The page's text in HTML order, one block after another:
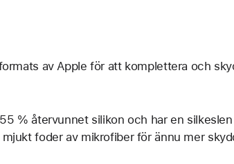
av Apple för att komplettera och
% återvunnet silikon och har en
foder av mikrofiber för ännu mer